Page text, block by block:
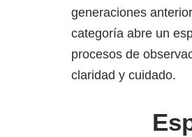
generaciones
categoría abre un
procesos de
claridad y cuidado.